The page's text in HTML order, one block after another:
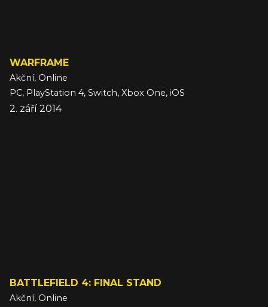
WARFRAME
Akční, Online
PC, PlayStation 4, Switch, Xbox One, iOS
2. září 2014
BATTLEFIELD 4: FINAL STAND
Akční, Online